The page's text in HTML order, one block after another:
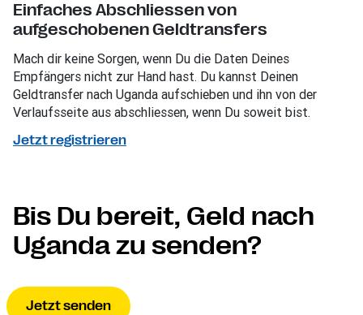
Einfaches Abschliessen von
aufgeschobenen Geldtransfers
Mach dir keine Sorgen, wenn Du die Daten Deines
Empfängers nicht zur Hand hast. Du kannst Deinen
Geldtransfer nach Uganda aufschieben und ihn von der
Verlaufsseite aus abschliessen, wenn Du soweit bist.
Jetzt registrieren
Bis Du bereit, Geld nach
Uganda zu senden?
Jetzt senden